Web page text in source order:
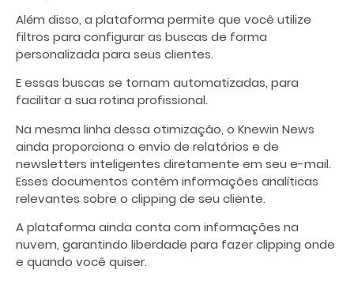
Além disso, a plataforma permite que você utilize
filtros para configurar as buscas de forma
personalizada para seus clientes.
E essas buscas se tornam automatizadas, para
facilitar a sua rotina profissional.
Na mesma linha dessa otimização, o Knewin News
ainda proporciona o envio de relatórios e de
newsletters inteligentes diretamente em seu e-mail.
Esses documentos contêm informações analíticas
relevantes sobre o clipping de seu cliente.
A plataforma ainda conta com informações na
nuvem, garantindo liberdade para fazer clipping onde
e quando você quiser.